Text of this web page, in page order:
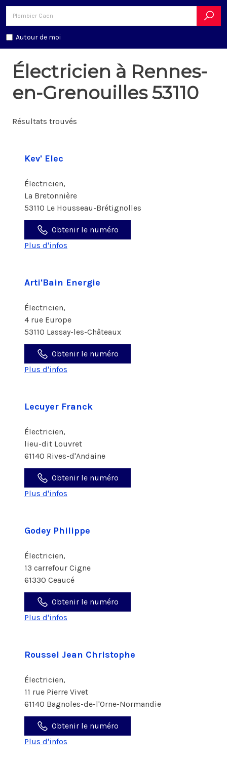
Autour de moi
Électricien à Rennes-
en-Grenouilles 53110
Résultats trouvés
Kev' Elec
Électricien,
La Bretonnière
53110 Le Housseau-Brétignolles
Obtenir le numéro
Plus d'infos
Arti'Bain Energie
Électricien,
4 rue Europe
53110 Lassay-les-Châteaux
Obtenir le numéro
Plus d'infos
Lecuyer Franck
Électricien,
lieu-dit Louvret
61140 Rives-d'Andaine
Obtenir le numéro
Plus d'infos
Godey Philippe
Électricien,
13 carrefour Cigne
61330 Ceaucé
Obtenir le numéro
Plus d'infos
Roussel Jean Christophe
Électricien,
11 rue Pierre Vivet
61140 Bagnoles-de-l'Orne-Normandie
Obtenir le numéro
Plus d'infos